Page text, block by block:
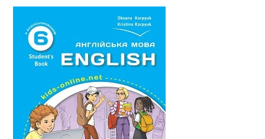
Біологія
Географія
Громадянська освіта
Етика
Зарубіжна література
Здоров'я
Інформатика
Історія